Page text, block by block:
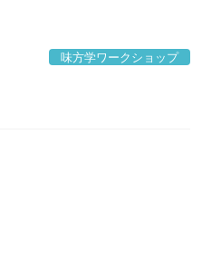
味方学ワークショップ